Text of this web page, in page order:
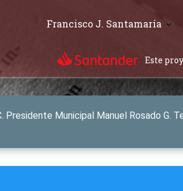
Francisco J. Santamaría
Este
Municipal Manuel Rosado G.